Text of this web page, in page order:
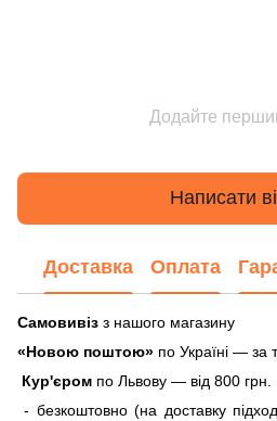
Додайте
Написати
Доставка Оплата
Самовивіз з нашого магазину
«Новою поштою» по Україні — за
Кур'єром по Львову — від 800 грн.
- безкоштовно (на доставку